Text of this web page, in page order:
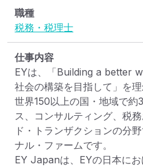
職種
税務・税理士
仕事内容
EYは、「Building a better
社会の構築を目指して」を理
世界150以上の国・地域で約
ス、コンサルティング、税
ド・トランザクションの分
ナル・ファームです。
EY Japanは、EYの日本に